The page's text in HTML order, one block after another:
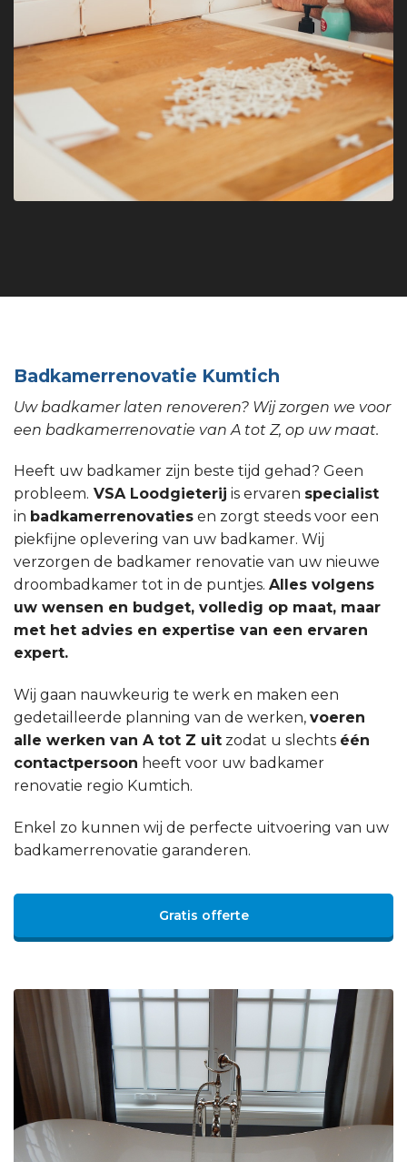
Badkamerrenovatie Kumtich
Uw badkamer laten renoveren? Wij zorgen we voor
een badkamerrenovatie van A tot Z, op uw maat.
Heeft uw badkamer zijn beste tijd gehad? Geen
probleem. VSA Loodgieterij is ervaren specialist
in badkamerrenovaties en zorgt steeds voor een
piekfijne oplevering van uw badkamer. Wij
verzorgen de badkamer renovatie van uw nieuwe
droombadkamer tot in de puntjes. Alles volgens
uw wensen en budget, volledig op maat, maar
met het advies en expertise van een ervaren
expert.
Wij gaan nauwkeurig te werk en maken een
gedetailleerde planning van de werken, voeren
alle werken van A tot Z uit zodat u slechts één
contactpersoon heeft voor uw badkamer
renovatie regio Kumtich.
Enkel zo kunnen wij de perfecte uitvoering van uw
badkamerrenovatie garanderen.
Gratis offerte